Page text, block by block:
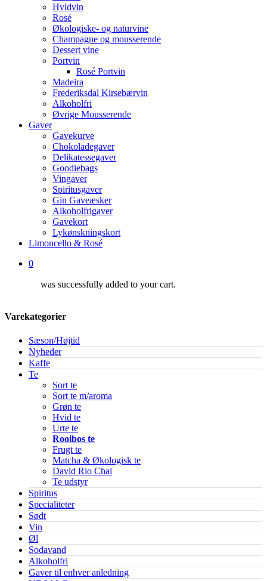
Hvidvin
Rosé
Økologiske- og naturvine
Champagne og mousserende
Dessert vine
Portvin
Rosé Portvin
Madeira
Frederiksdal Kirsebærvin
Alkoholfri
Øvrige Mousserende
Gaver
Gavekurve
Chokoladegaver
Delikatessegaver
Goodiebags
Vingaver
Spiritusgaver
Gin Gaveæsker
Alkoholfrigaver
Gavekort
Lykønskningskort
Limoncello & Rosé
0
was successfully added to your cart.
Varekategorier
Sæson/Højtid
Nyheder
Kaffe
Te
Sort te
Sort te m/aroma
Grøn te
Hvid te
Urte te
Rooibos te
Frugt te
Matcha & Økologisk te
David Rio Chai
Te udstyr
Spiritus
Specialiteter
Sødt
Vin
Øl
Sodavand
Alkoholfri
Gaver til enhver anledning